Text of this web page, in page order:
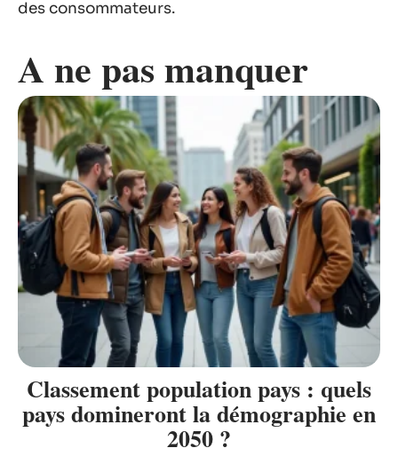
des consommateurs.
A ne pas manquer
Classement population pays : quels
pays domineront la démographie en
2050 ?